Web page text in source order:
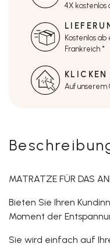
4X kostenlos
Kostenlos ab
Frankreich *
Auf unserem
MATRATZE FÜR DAS
Bieten Sie Ihren
Moment der
Sie wird einfach auf